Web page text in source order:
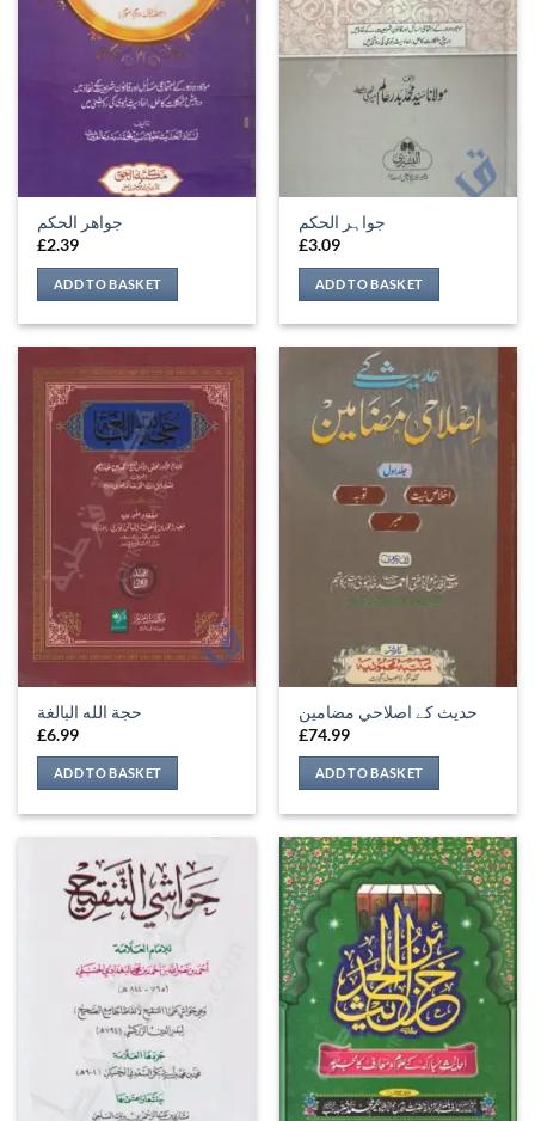
جواهر الحكم
£2.39
ADD TO BASKET
جواہر الحکم
£3.09
ADD TO BASKET
حجة الله البالغة
£6.99
ADD TO BASKET
حدیث کے اصلاحي مضامين
£74.99
ADD TO BASKET